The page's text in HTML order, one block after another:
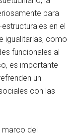
para
en el
igualitarias, como
funcionales al
es importante
un
con las
marco del